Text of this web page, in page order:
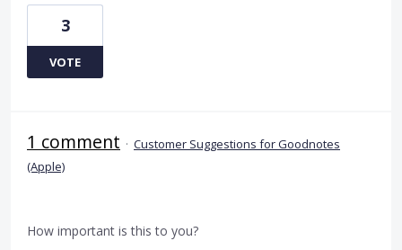
3
VOTE
1 comment · Customer Suggestions for Goodnotes
(Apple)
How important is this to you?